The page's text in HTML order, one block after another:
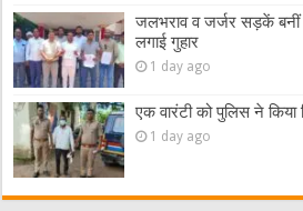
जलभराव व जर्जर सड़कें बनीं
लगाई गुहार
1 day ago
एक वारंटी को पुलिस ने किया
1 day ago